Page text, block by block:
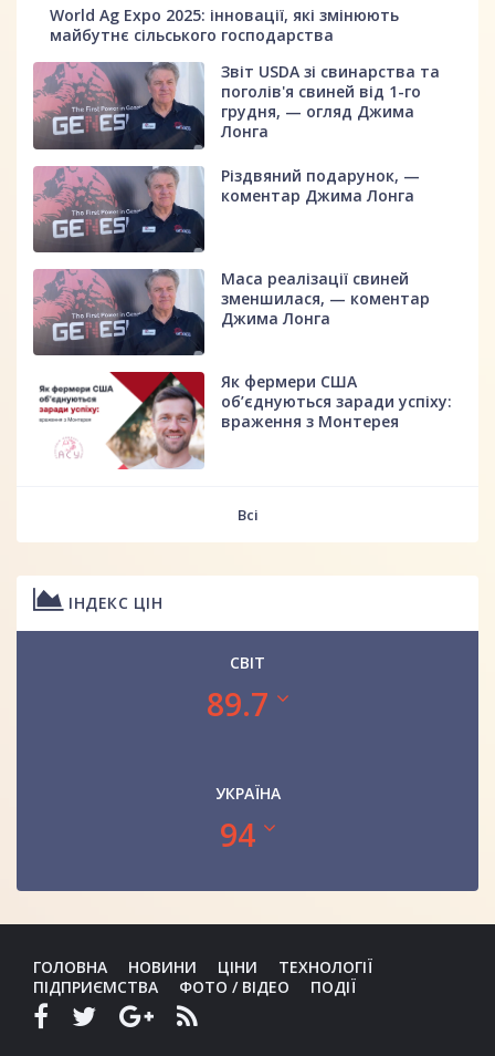
World Ag Expo 2025: інновації, які змінюють
майбутнє сільського господарства
Звіт USDA зі свинарства та
поголів'я свиней від 1-го
грудня, — огляд Джима
Лонга
Різдвяний подарунок, —
коментар Джима Лонга
Маса реалізації свиней
зменшилася, — коментар
Джима Лонга
Як фермери США
об’єднуються заради успіху:
враження з Монтерея
Всі
ІНДЕКС ЦІН
СВІТ
89.7
УКРАЇНА
94
ГОЛОВНА НОВИНИ ЦІНИ
ТЕХНОЛОГІЇ
ПІДПРИЄМСТВА
ФОТО / ВІДЕО ПОДІЇ